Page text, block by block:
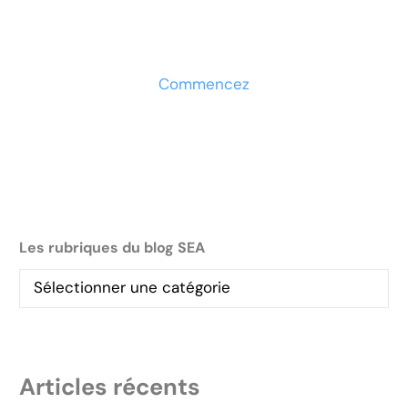
Commencez
Les rubriques du blog SEA
Articles récents